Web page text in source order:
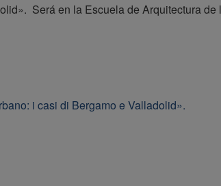
Será en la Escuela de Arquitectura de
i casi di Bergamo e Valladolid».